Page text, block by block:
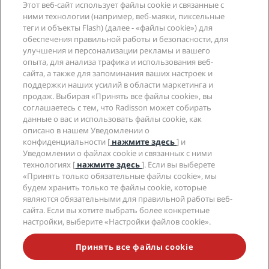
Blog
Направления
Новые и будущие отели
Приложение Radisson Hotels
Отели со статусом Sports Approved
Отели для семейного отдыха
Охрана здоровья и безопасность
Партнеры
Турагенты
Компания
Radisson Hotel Group
СМИ
Вакансии в RHG
Вакансии в PPHE
Вакансии в EHL
The Club by RHG
Возможности развития
Социально ответственный бизнес
Закупки
Юридическая информация
Центр конфиденциальности
Правовая оговорка
Условия и положения программы Radisson Rewards
Соглашение о пользовании сайтом
Цифровая доступность
Заявление о современном рабстве
Помощь
Уведомления для клиентов
Контактная информация
Часто задаваемые вопросы
Карта сайта
Социальные сети
Бренды Radisson Hotels
НЕ ПРОПУСТИТЕ НАШИ ПРЕДЛОЖЕНИЯ,
ПОЛЬЗУЮЩИЕСЯ НАИБОЛЬШЕЙ ПОПУЛЯРНОСТЬЮ
Этот веб-сайт использует файлы cookie и связанные с
ними технологии (например, веб-маяки, пиксельные
теги и объекты Flash) (далее - «файлы cookie») для
обеспечения правильной работы и безопасности, для
улучшения и персонализации рекламы и вашего
опыта, для анализа трафика и использования веб-
сайта, а также для запоминания ваших настроек и
поддержки наших усилий в области маркетинга и
продаж. Выбирая «Принять все файлы cookie», вы
соглашаетесь с тем, что Radisson может собирать
данные о вас и использовать файлы cookie, как
описано в нашем Уведомлении о
конфиденциальности [ нажмите здесь] и
Уведомлении о файлах cookie и связанных с ними
технологиях [ нажмите здесь]. Если вы выберете
«Принять только обязательные файлы cookie», мы
будем хранить только те файлы cookie, которые
являются обязательными для правильной работы веб-
сайта. Если вы хотите выбрать более конкретные
настройки, выберите «Настройки файлов cookie».
Принять все файлы cookie